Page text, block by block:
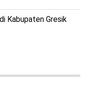
Kabupaten Gresik